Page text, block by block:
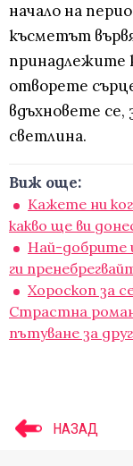
начало на
късметът
принадлежите
отворете
вдъхновете се,
светлина.
Виж още:
Кажете ни
какво ще ви
Най-добрите
ги
Хороскоп за
Страстна
пътуване за
НАЗАД